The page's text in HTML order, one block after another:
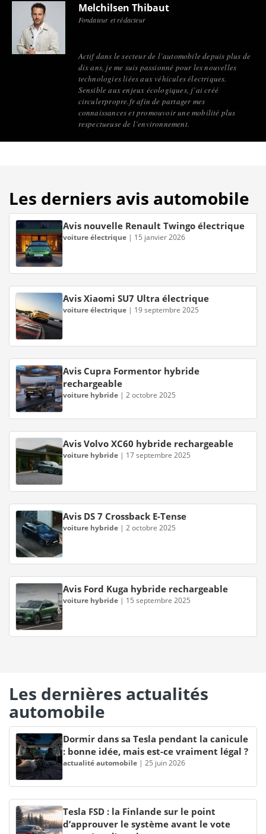
Melchilsen Thibaut
Fondateur et rédacteur
Actif dans le secteur de l’automobile depuis plus de
dix ans, je me suis passionné pour les nouvelles
technologies liées aux véhicules électriques.
Sensible aux enjeux écologiques, j’ai créé
circulerpropre.fr afin de partager mes
connaissances et promouvoir une mobilité plus
respectueuse de l’environnement.
Les derniers avis automobile
Avis nouvelle Renault Twingo électrique
voiture électrique | 15 janvier 2026
Avis Xiaomi SU7 Ultra électrique
voiture électrique | 19 septembre 2025
Avis Cupra Formentor hybride
rechargeable
voiture hybride | 2 octobre 2025
Avis Volvo XC60 hybride rechargeable
voiture hybride | 17 septembre 2025
Avis DS 7 Crossback E-Tense
voiture hybride | 2 octobre 2025
Avis Ford Kuga hybride rechargeable
voiture hybride | 15 septembre 2025
Les dernières actualités
automobile
Dormir dans sa Tesla pendant la canicule
: bonne idée, mais est-ce vraiment légal ?
actualité automobile | 25 juin 2026
Tesla FSD : la Finlande sur le point
d’approuver le système avant le vote